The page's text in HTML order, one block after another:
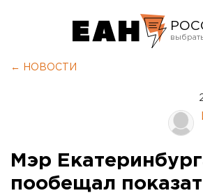
← НОВОСТИ
Мэр
пообещал